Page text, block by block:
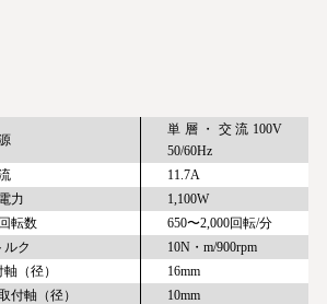
単層・交流100V
50/60Hz
11.7A
力
1,100W
転数
650〜2,000回転/分
ルク
10N・m/900rpm
（径）
16mm
付軸（径）
10mm